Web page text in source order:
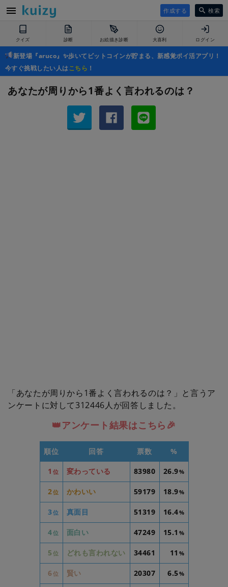
作成する 検索
クイズ 診断 お絵描き診断 大喜利 ログイン
新登場『aruco』✨歩いてビットコインが貯まる、新感覚ポイ活アプリ！
今すぐ挑戦したい人はこちら ！
あなたが周りから1番よく言われるのは？
「あなたが周りから1番よく言われるのは？」と言うア
ンケートに対して312446人が回答しました。
👑アンケート結果はこちら🎉
順位 回答 票数 %
1 位 変わっている 83980 26.9%
2位 かわいい 59179 18.9%
3位 真面目 51319 16.4%
4位 面白い 47249 15.1 %
5 位 どれも言われない 34461 11 %
6位 賢い 20307 6.5%